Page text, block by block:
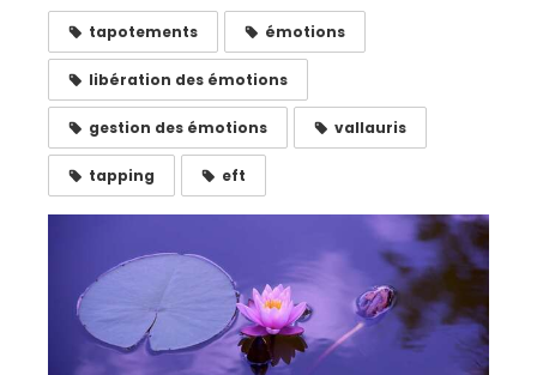
tapotements émotions
libération des émotions
gestion des émotions vallauris
tapping eft